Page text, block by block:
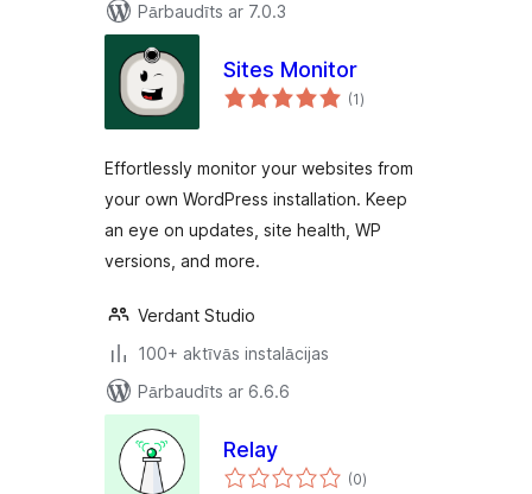
Pārbaudīts ar 7.0.3
Sites Monitor
(1vērtējumu
kopsumma
)
Effortlessly monitor your websites from
your own WordPress installation. Keep
an eye on updates, site health, WP
versions, and more.
Verdant Studio
100+ aktīvās instalācijas
Pārbaudīts ar 6.6.6
Relay
(0vērtējumu
kopsumma
)